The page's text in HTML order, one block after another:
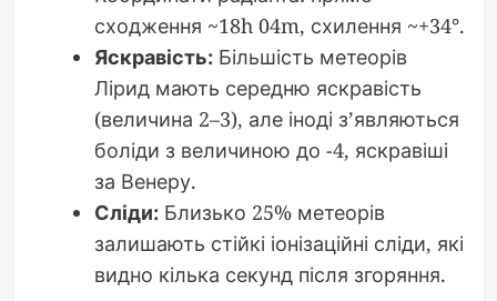
сходження ~18h 04m, схилення ~+34°.
Яскравість:Більшість метеорів
Лірид мають середню яскравість
(величина 2–3), але іноді з’являються
боліди з величиною до -4, яскравіші
за Венеру.
Сліди:Близько 25% метеорів
залишають стійкі іонізаційні сліди, які
видно кілька секунд після згоряння.